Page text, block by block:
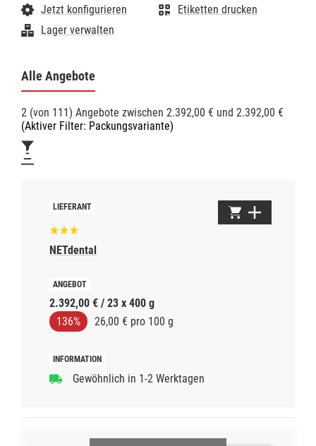
Patienten während der AirFlow Behandlung einen
neutralen Geschmack.
Technische Daten:
Jetzt konfigurieren
Lager verwalten
Etiketten drucken
Alle Angebote
2 (von 111) Angebote zwischen 2.392,00 € und 2.392,00 €
(Aktiver Filter: Packungsvariante)
NETdental
2.392,00 € / 23 x 400 g
136%
26,00 € pro 100 g
Gewöhnlich in 1-2 Werktagen